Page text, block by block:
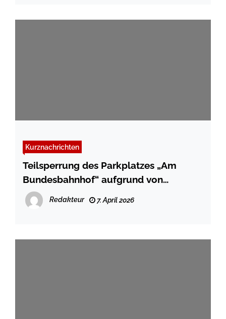
Kurznachrichten
Teilsperrung des Parkplatzes „Am
Bundesbahnhof“ aufgrund von
Kanalsanierungsarbeiten
Redakteur 7. April 2026